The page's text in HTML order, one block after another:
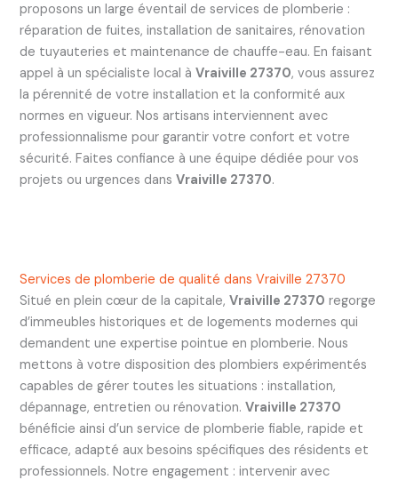
proposons un large éventail de services de plomberie :
réparation de fuites, installation de sanitaires, rénovation
de tuyauteries et maintenance de chauffe-eau. En faisant
appel à un spécialiste local à Vraiville 27370, vous assurez
la pérennité de votre installation et la conformité aux
normes en vigueur. Nos artisans interviennent avec
professionnalisme pour garantir votre confort et votre
sécurité. Faites confiance à une équipe dédiée pour vos
projets ou urgences dans Vraiville 27370.
Services de plomberie de qualité dans Vraiville 27370
Situé en plein cœur de la capitale, Vraiville 27370 regorge
d’immeubles historiques et de logements modernes qui
demandent une expertise pointue en plomberie. Nous
mettons à votre disposition des plombiers expérimentés
capables de gérer toutes les situations : installation,
dépannage, entretien ou rénovation. Vraiville 27370
bénéficie ainsi d’un service de plomberie fiable, rapide et
efficace, adapté aux besoins spécifiques des résidents et
professionnels. Notre engagement : intervenir avec